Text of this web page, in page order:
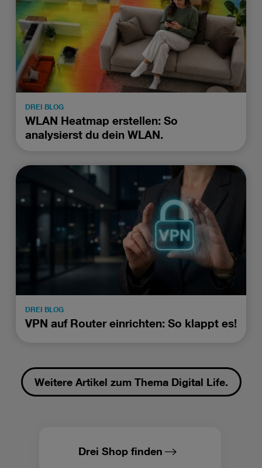
DREI BLOG
WLAN Heatmap erstellen: So
analysierst du dein WLAN.
DREI BLOG
VPN auf Router einrichten: So klappt es!
Weitere Artikel zum Thema Digital Life.
Drei Shop finden